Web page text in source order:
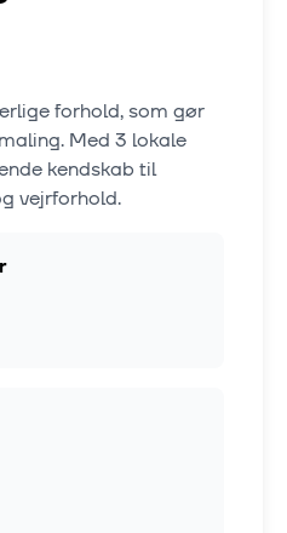
forhold, som gør
Med 3 lokale
kendskab til
vejrforhold.